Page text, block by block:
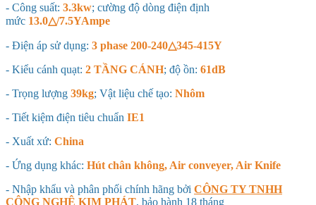
- Công suất: 3.3kw; cường độ dòng điện định
mức 13.0△/7.5YAmpe
- Điện áp sử dụng: 3 phase 200-240△345-415Y
- Kiểu cánh quạt: 2 TẦNG CÁNH; độ ồn: 61dB
- Trọng lượng 39kg; Vật liệu chế tạo: Nhôm
- Tiết kiệm điện tiêu chuẩn IE1
- Xuất xứ: China
- Ứng dụng khác: Hút chân không, Air conveyer, Air Knife
- Nhập khẩu và phân phối chính hãng bởi CÔNG TY TNHH
CÔNG NGHỆ KIM PHÁT, bảo hành 18 tháng